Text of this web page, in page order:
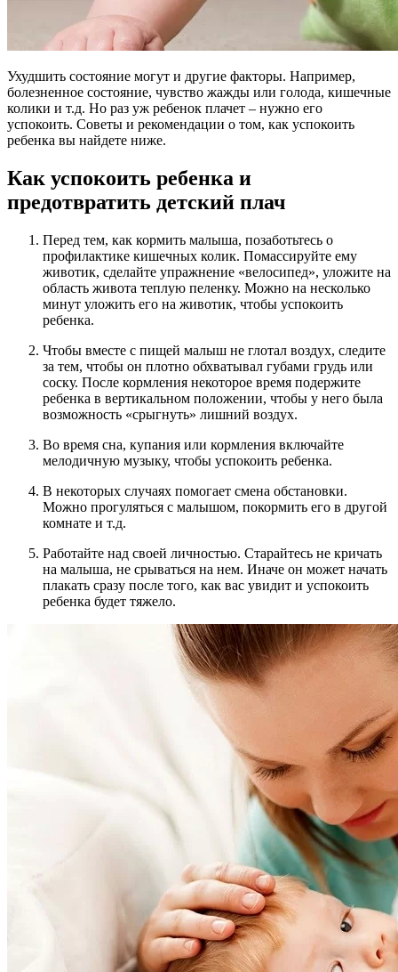
Ухудшить состояние могут и другие факторы. Например,
болезненное состояние, чувство жажды или голода, кишечные
колики и т.д. Но раз уж ребенок плачет – нужно его
успокоить. Советы и рекомендации о том, как успокоить
ребенка вы найдете ниже.
Как успокоить ребенка и
предотвратить детский плач
Перед тем, как кормить малыша, позаботьтесь о
профилактике кишечных колик. Помассируйте ему
животик, сделайте упражнение «велосипед», уложите на
область живота теплую пеленку. Можно на несколько
минут уложить его на животик, чтобы успокоить
ребенка.
Чтобы вместе с пищей малыш не глотал воздух, следите
за тем, чтобы он плотно обхватывал губами грудь или
соску. После кормления некоторое время подержите
ребенка в вертикальном положении, чтобы у него была
возможность «срыгнуть» лишний воздух.
Во время сна, купания или кормления включайте
мелодичную музыку, чтобы успокоить ребенка.
В некоторых случаях помогает смена обстановки.
Можно прогуляться с малышом, покормить его в другой
комнате и т.д.
Работайте над своей личностью. Старайтесь не кричать
на малыша, не срываться на нем. Иначе он может начать
плакать сразу после того, как вас увидит и успокоить
ребенка будет тяжело.